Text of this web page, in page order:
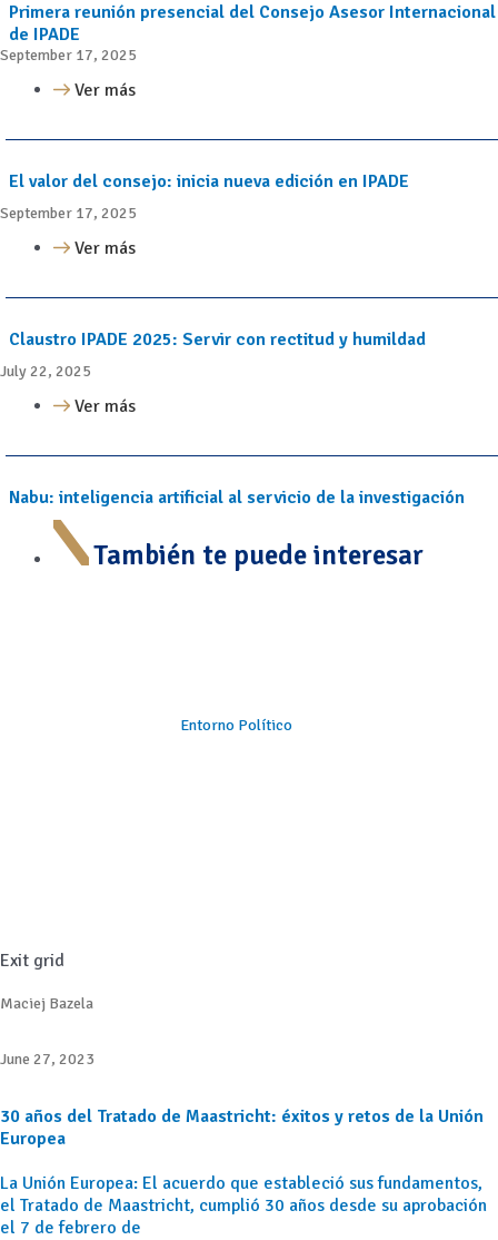
Primera reunión presencial del Consejo Asesor Internacional
de IPADE
September 17, 2025
Ver más
El valor del consejo: inicia nueva edición en IPADE
September 17, 2025
Ver más
Claustro IPADE 2025: Servir con rectitud y humildad
July 22, 2025
Ver más
Nabu: inteligencia artificial al servicio de la investigación
También te puede interesar
Entorno Político
Exit grid
Maciej Bazela
June 27, 2023
30 años del Tratado de Maastricht: éxitos y retos de la Unión
Europea
La Unión Europea: El acuerdo que estableció sus fundamentos,
el Tratado de Maastricht, cumplió 30 años desde su aprobación
el 7 de febrero de